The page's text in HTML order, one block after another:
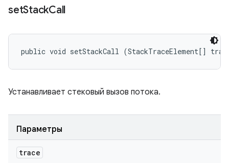
setStackCall
public void setStackCall (StackTraceElement[]
Устанавливает стековый вызов потока.
Параметры
trace